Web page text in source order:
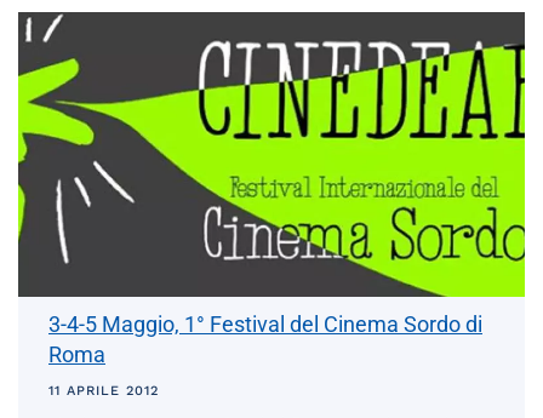
3-4-5 Maggio, 1° Festival del Cinema Sordo di
Roma
11 APRILE 2012